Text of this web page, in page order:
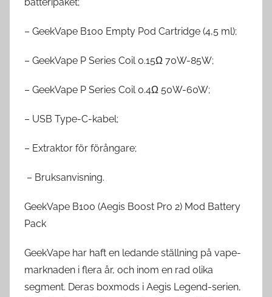
– GeekVape B100 Empty Pod Cartridge (4,5 ml);
– GeekVape P Series Coil 0.15Ω 70W-85W;
– GeekVape P Series Coil 0.4Ω 50W-60W;
– USB Type-C-kabel;
– Extraktor för förångare;
– Bruksanvisning.
GeekVape B100 (Aegis Boost Pro 2) Mod Battery
Pack
GeekVape har haft en ledande ställning på vape-
marknaden i flera år, och inom en rad olika
segment. Deras boxmods i Aegis Legend-serien,